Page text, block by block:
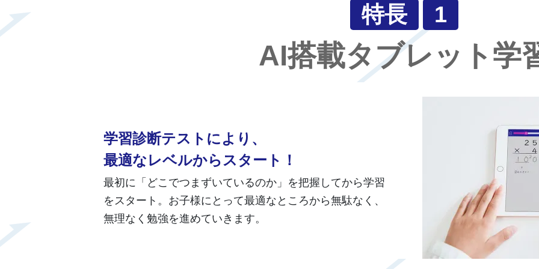
特長 1
AI搭載タブレット学
学習診断テストにより、
最適なレベルからスタート！
最初に「どこでつまずいているのか」を把握してから学習
をスタート。お子様にとって最適なところから無駄なく、
無理なく勉強を進めていきます。